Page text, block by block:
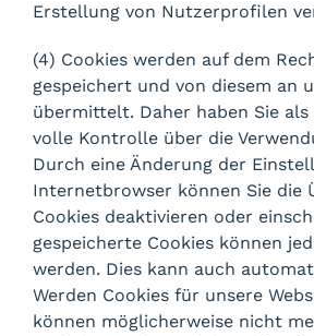
Erstellung von Nutzerprofilen
(4) Cookies werden auf dem
gespeichert und von diesem an
übermittelt. Daher haben Sie
volle Kontrolle über die
Durch eine Änderung der
Internetbrowser können Sie die
Cookies deaktivieren oder
gespeicherte Cookies können
werden. Dies kann auch
Werden Cookies für unsere
können möglicherweise nicht